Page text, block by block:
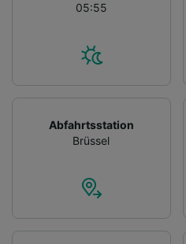
05:55
Abfahrtsstation
Brüssel